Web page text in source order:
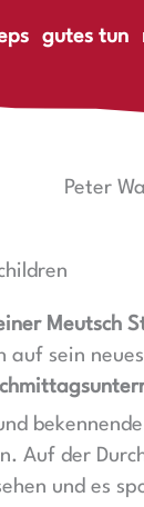
gutes tun
Peter
Meutsch
auf sein
Auf der
und es